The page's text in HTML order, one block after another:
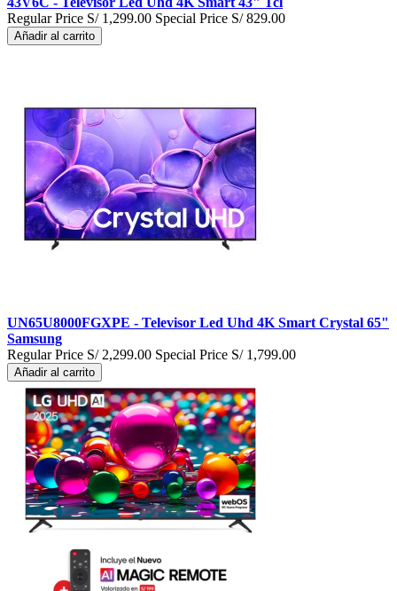
Regular Price S/ 1,299.00 Special Price S/ 829.00
Añadir al carrito
UN65U8000FGXPE - Televisor Led Uhd 4K Smart Crystal 65"
Samsung
Regular Price S/ 2,299.00 Special Price S/ 1,799.00
Añadir al carrito